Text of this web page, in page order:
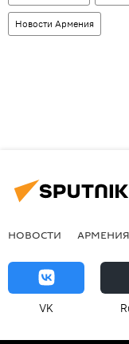
Новости Армения
НОВОСТИ АРМЕНИЯ
VK